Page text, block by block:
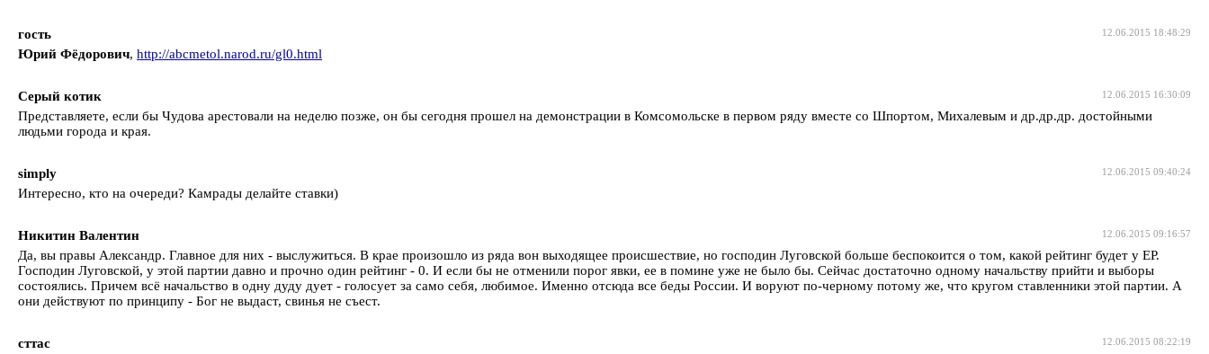
12.06.2015 18:48:29
гость
Юрий Фёдорович, http://abcmetol.narod.ru/gl0.html
12.06.2015 16:30:09
Серый котик
Представляете, если бы Чудова арестовали на неделю позже, он бы сегодня прошел на демонстрации в Комсомольске в первом ряду вместе со Шпортом, Михалевым и др.др.др. достойными
людьми города и края.
12.06.2015 09:40:24
simply
Интересно, кто на очереди? Камрады делайте ставки)
12.06.2015 09:16:57
Никитин Валентин
Да, вы правы Александр. Главное для них - выслужиться. В крае произошло из ряда вон выходящее происшествие, но господин Луговской больше беспокоится о том, какой рейтинг будет у ЕР.
Господин Луговской, у этой партии давно и прочно один рейтинг - 0. И если бы не отменили порог явки, ее в помине уже не было бы. Сейчас достаточно одному начальству прийти и выборы
состоялись. Причем всё начальство в одну дуду дует - голосует за само себя, любимое. Именно отсюда все беды России. И воруют по-черному потому же, что кругом ставленники этой партии. А
они действуют по принципу - Бог не выдаст, свинья не съест.
12.06.2015 08:22:19
сттас